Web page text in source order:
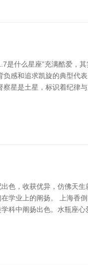
是什么星座”充满酷爱，
感和追求凯旋的典型代
星是土星，标识着纪律
色，收获优异，仿佛天
学业上的阐扬。 上海香
科中阐扬出色。水瓶座